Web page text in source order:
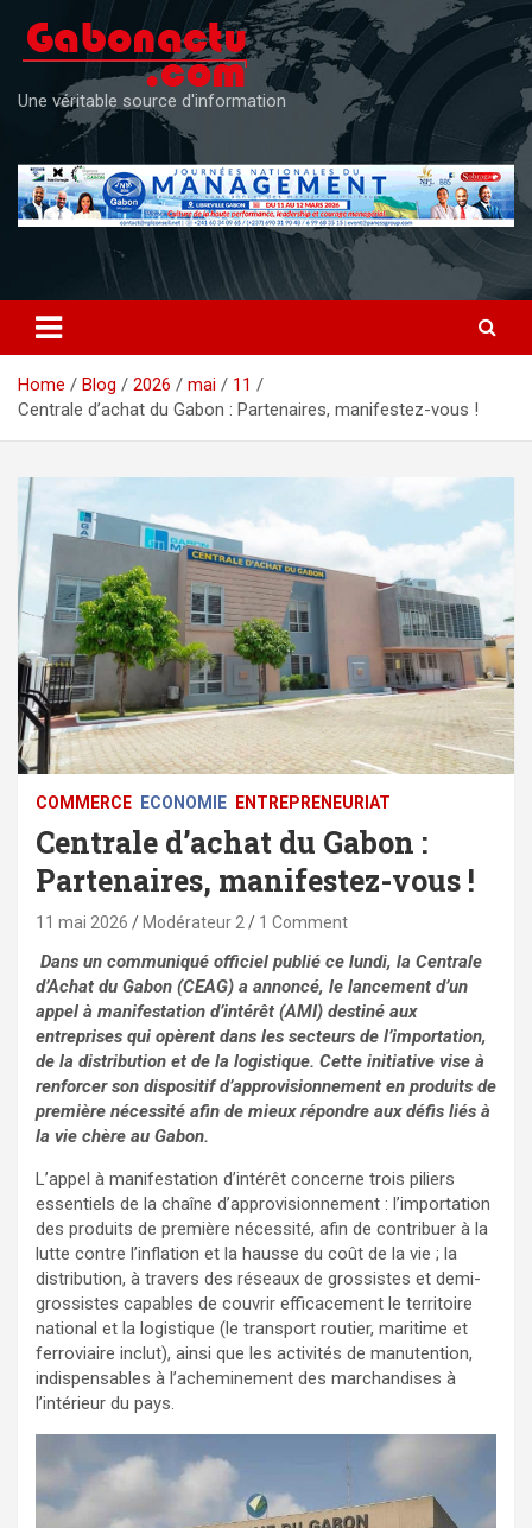
content
Une véritable source d'information
Home Blog 2026 mai
11
Centrale d’achat du Gabon : Partenaires, manifestez-vous !
COMMERCE ECONOMIE ENTREPRENEURIAT
Centrale d’achat du Gabon :
Partenaires, manifestez-vous !
11 mai 2026 Modérateur 2 1 Comment
Dans un communiqué officiel publié ce lundi, la Centrale
d’Achat du Gabon (CEAG) a annoncé, le lancement d’un
appel à manifestation d’intérêt (AMI) destiné aux
entreprises qui opèrent dans les secteurs de l’importation,
de la distribution et de la logistique. Cette initiative vise à
renforcer son dispositif d’approvisionnement en produits de
première nécessité afin de mieux répondre aux défis liés à
la vie chère au Gabon.
L’appel à manifestation d’intérêt concerne trois piliers
essentiels de la chaîne d’approvisionnement : l’importation
des produits de première nécessité, afin de contribuer à la
lutte contre l’inflation et la hausse du coût de la vie ; la
distribution, à travers des réseaux de grossistes et demi-
grossistes capables de couvrir efficacement le territoire
national et la logistique (le transport routier, maritime et
ferroviaire inclut), ainsi que les activités de manutention,
indispensables à l’acheminement des marchandises à
l’intérieur du pays.